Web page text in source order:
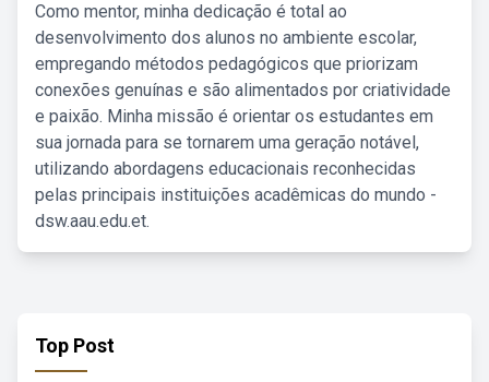
Como mentor, minha dedicação é total ao
desenvolvimento dos alunos no ambiente escolar,
empregando métodos pedagógicos que priorizam
conexões genuínas e são alimentados por criatividade
e paixão. Minha missão é orientar os estudantes em
sua jornada para se tornarem uma geração notável,
utilizando abordagens educacionais reconhecidas
pelas principais instituições acadêmicas do mundo -
dsw.aau.edu.et.
Top Post